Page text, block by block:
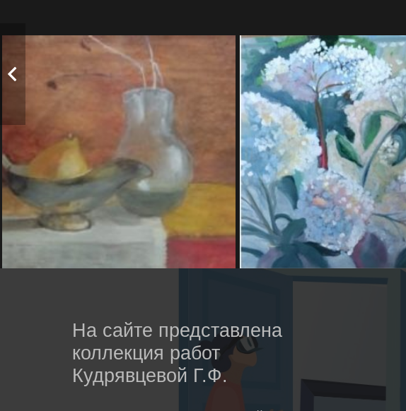
На сайте представлена
коллекция работ
Кудрявцевой Г.Ф.